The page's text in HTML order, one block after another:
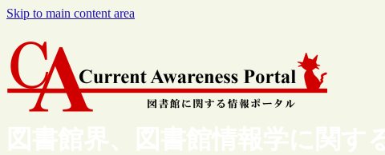
Skip to main content area
図書館界、図書館情報学に関